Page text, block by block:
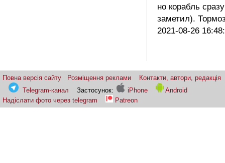
но корабль сразу
заметил).
2021-08-26
Повна версія сайту Розміщення реклами
Контакти, автори, редакція
Telegram-канал
Застосунок: iPhone
Android
Надіслати фото через telegram
Patreon